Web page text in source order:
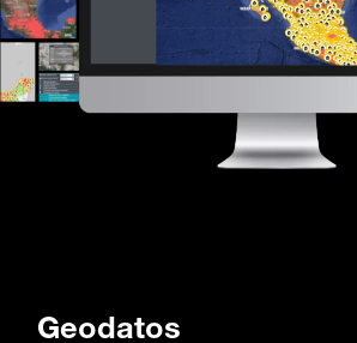
Geodatos